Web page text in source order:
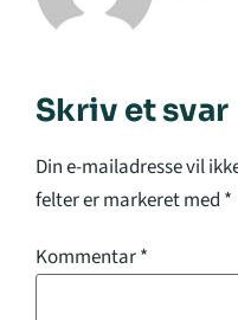
Skriv et svar
Din e-mailadresse vil
felter er markeret med *
Kommentar*